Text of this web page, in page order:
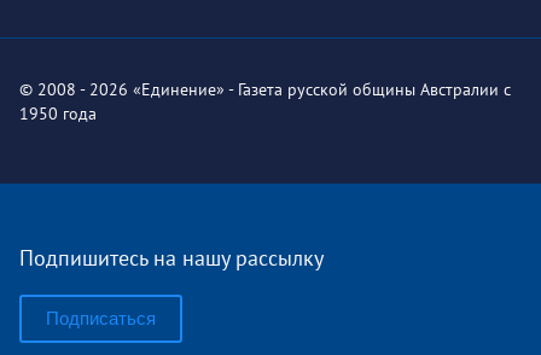
© 2008 - 2026 «Единение» - Газета русской общины Австралии с
1950 года
Подпишитесь на нашу рассылку
Подписаться